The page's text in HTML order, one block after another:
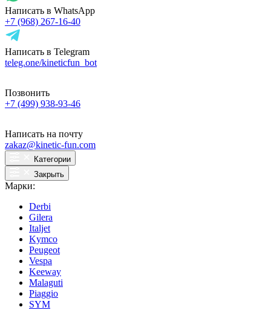
Написать в WhatsApp
+7 (968) 267-16-40
Написать в Telegram
teleg.one/kineticfun_bot
Позвонить
+7 (499) 938-93-46
Написать на почту
zakaz@kinetic-fun.com
Категории
Закрыть
Марки:
Derbi
Gilera
Italjet
Kymco
Peugeot
Vespa
Keeway
Malaguti
Piaggio
SYM